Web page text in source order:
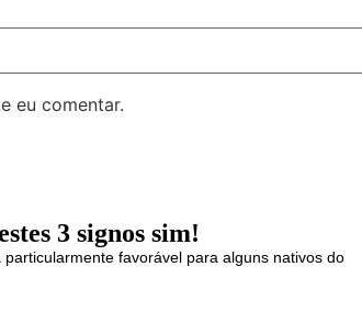
eu comentar.
3 signos sim!
favorável para alguns nativos do